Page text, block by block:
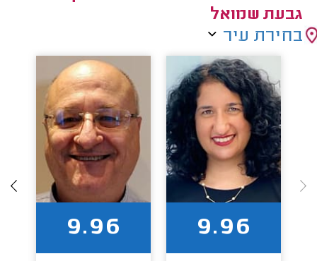
גבעת שמואל
בחירת עיר
9.96
9.96